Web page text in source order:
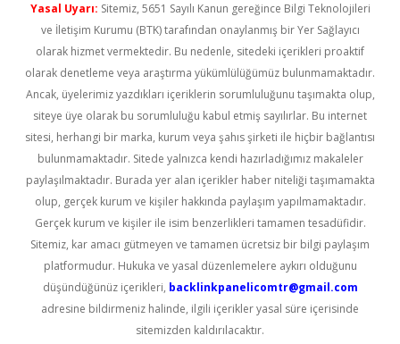
Yasal Uyarı: Sitemiz, 5651 Sayılı Kanun gereğince Bilgi Teknolojileri
ve İletişim Kurumu (BTK) tarafından onaylanmış bir Yer Sağlayıcı
olarak hizmet vermektedir. Bu nedenle, sitedeki içerikleri proaktif
olarak denetleme veya araştırma yükümlülüğümüz bulunmamaktadır.
Ancak, üyelerimiz yazdıkları içeriklerin sorumluluğunu taşımakta olup,
siteye üye olarak bu sorumluluğu kabul etmiş sayılırlar. Bu internet
sitesi, herhangi bir marka, kurum veya şahıs şirketi ile hiçbir bağlantısı
bulunmamaktadır. Sitede yalnızca kendi hazırladığımız makaleler
paylaşılmaktadır. Burada yer alan içerikler haber niteliği taşımamakta
olup, gerçek kurum ve kişiler hakkında paylaşım yapılmamaktadır.
Gerçek kurum ve kişiler ile isim benzerlikleri tamamen tesadüfidir.
Sitemiz, kar amacı gütmeyen ve tamamen ücretsiz bir bilgi paylaşım
platformudur. Hukuka ve yasal düzenlemelere aykırı olduğunu
düşündüğünüz içerikleri, backlinkpanelicomtr@gmail.com
adresine bildirmeniz halinde, ilgili içerikler yasal süre içerisinde
sitemizden kaldırılacaktır.